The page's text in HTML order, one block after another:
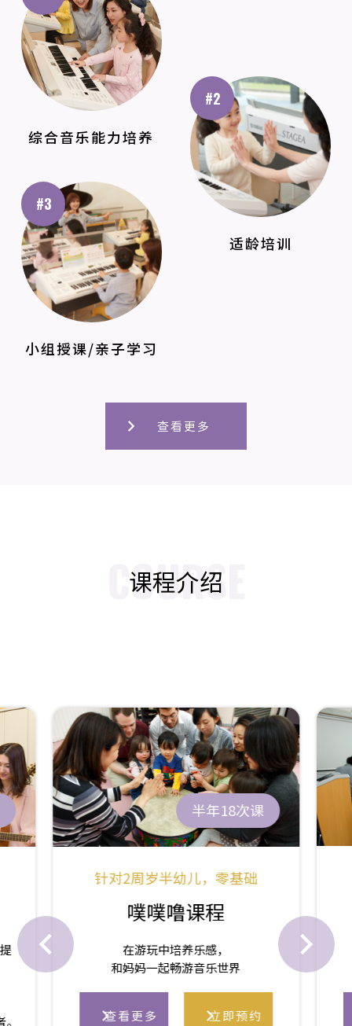
综合音乐能力培养
#2
适龄培训
#3
小组授课/亲子学习
查看更多
COURSE
课程介绍
半年18次课
针对2周岁半幼儿，零基础
噗噗噜课程
在游玩中培养乐感，
和妈妈一起畅游音乐世界
查看更多 立即预约